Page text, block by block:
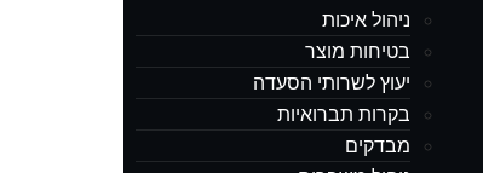
ניהול איכות
בטיחות מוצר
יעוץ לשרותי הסעדה
בקרות תברואיות
מבדקים